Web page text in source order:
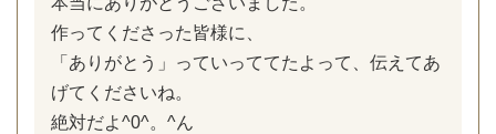
作ってくださった皆様に、
「ありがとう」っていっててたよって、伝えてあ
げてくださいね。
絶対だよ^0^。^ん